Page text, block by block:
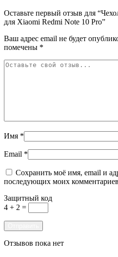
Оставьте первый отзыв для
для Xiaomi Redmi Note 10 Pro”
Ваш адрес email не будет
помечены *
Имя *
Email *
Сохранить моё имя, email и
последующих моих
Защитный код
4 + 2 =
Отзывов пока нет